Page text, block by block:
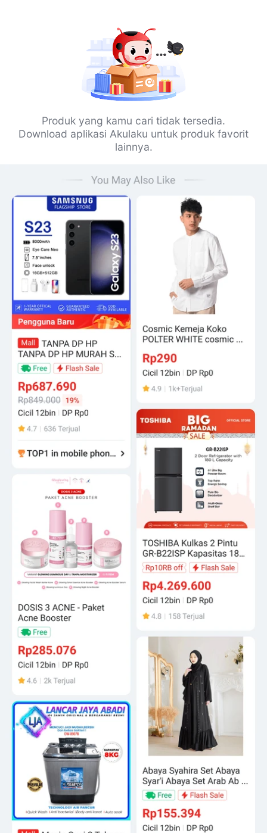
Produk yang kamu cari tidak tersedia.
Download aplikasi Akulaku untuk produk favorit
lainnya.